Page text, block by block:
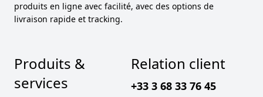
produits en ligne avec facilité, avec des options de
livraison rapide et tracking.
Produits &
services
Relation client
+33 3 68 33 76 45